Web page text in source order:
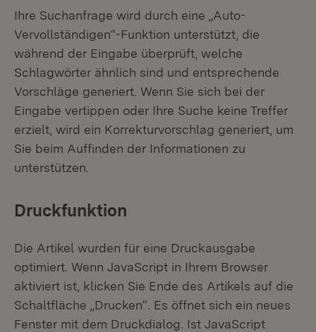
Ihre Suchanfrage wird durch eine „Auto-
Vervollständigen“-Funktion unterstützt, die
während der Eingabe überprüft, welche
Schlagwörter ähnlich sind und entsprechende
Vorschläge generiert. Wenn Sie sich bei der
Eingabe vertippen oder Ihre Suche keine Treffer
erzielt, wird ein Korrekturvorschlag generiert, um
Sie beim Auffinden der Informationen zu
unterstützen.
Druckfunktion
Die Artikel wurden für eine Druckausgabe
optimiert. Wenn JavaScript in Ihrem Browser
aktiviert ist, klicken Sie Ende des Artikels auf die
Schaltfläche „Drucken“. Es öffnet sich ein neues
Fenster mit dem Druckdialog. Ist JavaScript